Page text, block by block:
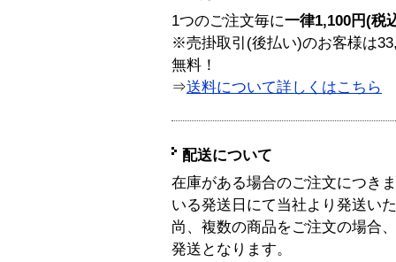
1つのご注文毎に一律1,100円(税
※売掛取引(後払い)のお客様は
無料！
⇒送料について詳しくはこちら
配送について
在庫がある場合のご注文につき
いる発送日にて当社より発送い
尚、複数の商品をご注文の場合
発送となります。